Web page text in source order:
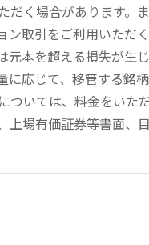
だく場合があります。ま
ン取引をご利用いただ
元本を超える損失が生
に応じて、移管する銘
ついては、料金をいた
上場有価証券等書面、